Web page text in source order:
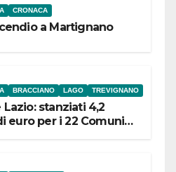
CRONACA
a Martignano
BRACCIANO LAGO TREVIGNANO
Lazio: stanziati 4,2
euro per i 22 Comuni